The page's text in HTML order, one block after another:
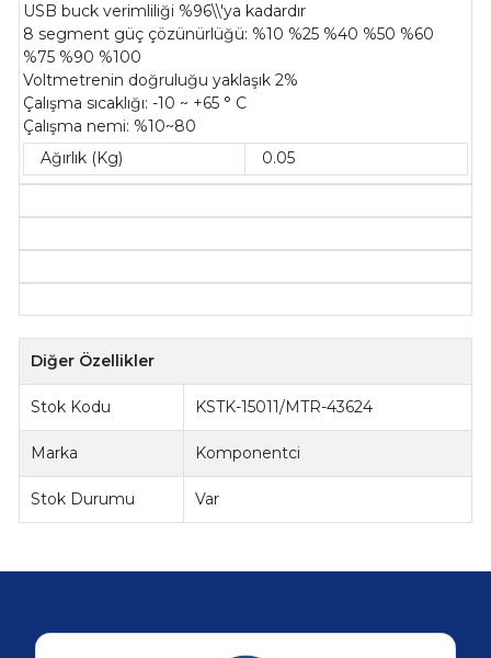
USB buck verimliliği %96\\'ya kadardır
8 segment güç çözünürlüğü: %10 %25 %40 %50 %60
%75 %90 %100
Voltmetrenin doğruluğu yaklaşık 2%
Çalışma sıcaklığı: -10 ~ +65 ° C
Çalışma nemi: %10~80
Ağırlık (Kg)
0.05
Diğer Özellikler
Stok Kodu KSTK-15011/MTR-43624
Marka Komponentci
Stok Durumu Var